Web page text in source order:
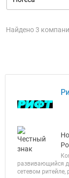
Найдено 3
развивающийся
сетевом ритейле,